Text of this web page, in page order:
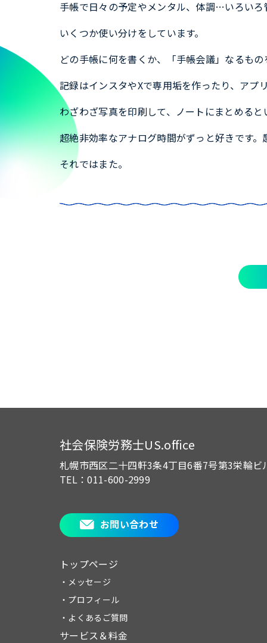
手帳で日々の予定やメンタル、体調…いろい
いくつか使い分けをしています。
どの手帳に何を書くか、「手帳会議」なるも
記録はインスタやXで専用垢を作ったり、ア
わざわざ写真を印刷して、ノートにまとめると
超絶非効率なアナログ時間がずっと好きです。
それではまた。
社会保険労務士US.office
札幌市西区二十四軒3条4丁目6番7号第3栄輪ビ
TEL：011-600-2999
お問い合わせ
トップページ
・メッセージ
・プロフィール
・よくあるご質問
サービス＆料金